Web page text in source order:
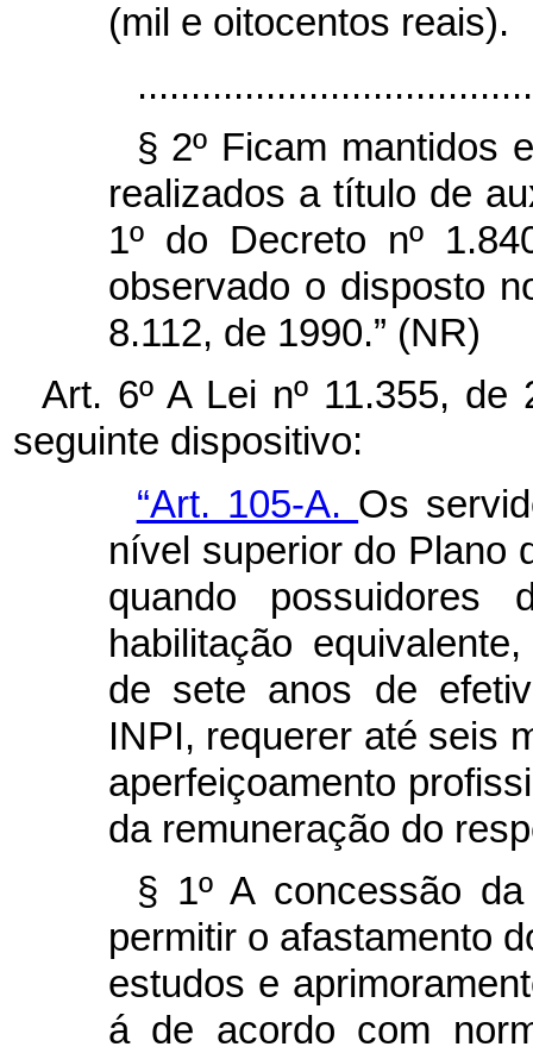
(mil e oitocentos reais).
§ 2º Ficam mantidos
realizados a título de
1º do Decreto nº
observado o disposto
8.112, de 1990.” (NR)
Art. 6º A Lei nº 11.355,
seguinte dispositivo:
“Art. 105-A. Os
nível superior do Plano
quando
habilitação
de sete anos de
INPI, requerer até seis
aperfeiçoamento
da remuneração do
§ 1º A concessão
permitir o afastamento
estudos e
á de acordo com